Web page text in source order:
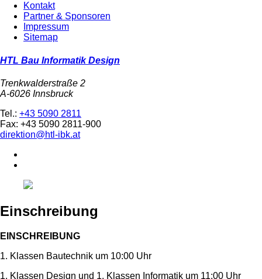
Kontakt
Partner & Sponsoren
Impressum
Sitemap
HTL Bau Informatik Design
Trenkwalderstraße 2
A-6026 Innsbruck
Tel.: +43 5090 2811
Fax: +43 5090 2811-900
direktion@htl-ibk.at
Einschreibung
EINSCHREIBUNG
1. Klassen Bautechnik um 10:00 Uhr
1. Klassen Design und 1. Klassen Informatik um 11:00 Uhr